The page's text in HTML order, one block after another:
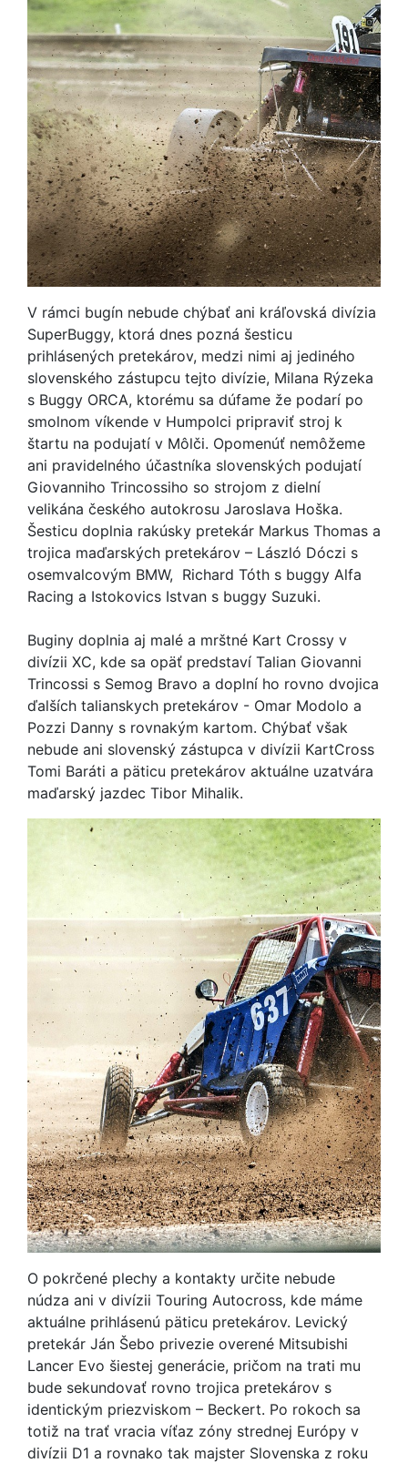
V rámci bugín nebude chýbať ani kráľovská divízia
SuperBuggy, ktorá dnes pozná šesticu
prihlásených pretekárov, medzi nimi aj jediného
slovenského zástupcu tejto divízie, Milana Rýzeka
s Buggy ORCA, ktorému sa dúfame že podarí po
smolnom víkende v Humpolci pripraviť stroj k
štartu na podujatí v Môlči. Opomenúť nemôžeme
ani pravidelného účastníka slovenských podujatí
Giovanniho Trincossiho so strojom z dielní
velikána českého autokrosu Jaroslava Hoška.
Šesticu doplnia rakúsky pretekár Markus Thomas a
trojica maďarských pretekárov – László Dóczi s
osemvalcovým BMW, Richard Tóth s buggy Alfa
Racing a Istokovics Istvan s buggy Suzuki.
Buginy doplnia aj malé a mrštné Kart Crossy v
divízii XC, kde sa opäť predstaví Talian Giovanni
Trincossi s Semog Bravo a doplní ho rovno dvojica
ďalších talianskych pretekárov - Omar Modolo a
Pozzi Danny s rovnakým kartom. Chýbať však
nebude ani slovenský zástupca v divízii KartCross
Tomi Baráti a päticu pretekárov aktuálne uzatvára
maďarský jazdec Tibor Mihalik.
O pokrčené plechy a kontakty určite nebude
núdza ani v divízii Touring Autocross, kde máme
aktuálne prihlásenú päticu pretekárov. Levický
pretekár Ján Šebo privezie overené Mitsubishi
Lancer Evo šiestej generácie, pričom na trati mu
bude sekundovať rovno trojica pretekárov s
identickým priezviskom – Beckert. Po rokoch sa
totiž na trať vracia víťaz zóny strednej Európy v
divízii D1 a rovnako tak majster Slovenska z roku